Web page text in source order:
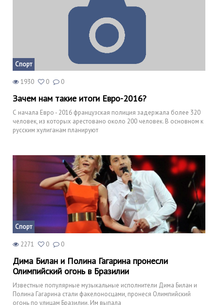
Спорт
1930 0 0
Зачем нам такие итоги Евро-2016?
С начала Евро - 2016 французская полиция задержала более 320
человек, из которых арестовано около 200 человек. В основном к
русским хулиганам планируют
Спорт
2271 0 0
Дима Билан и Полина Гагарина пронесли
Олимпийский огонь в Бразилии
Известные популярные музыкальные исполнители Дима Билан и
Полина Гагарина стали факелоносцами, пронеся Олимпийский
огонь по улицам Бразилии. Им выпала